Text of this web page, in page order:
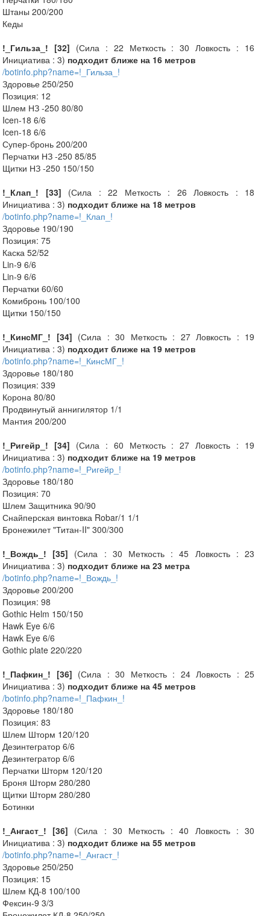
Штаны 200/200
Кеды
!_Гильза_! [32] (Сила : 22 Меткость : 30 Ловкость : 16
Инициатива : 3) подходит ближе на 16 метров
/botinfo.php?name=!_Гильза_!
Здоровье 250/250
Позиция: 12
Шлем НЗ -250 80/80
Icen-18 6/6
Icen-18 6/6
Супер-бронь 200/200
Перчатки НЗ -250 85/85
Щитки НЗ -250 150/150
!_Клап_! [33] (Сила : 22 Меткость : 26 Ловкость : 18
Инициатива : 3) подходит ближе на 18 метров
/botinfo.php?name=!_Клап_!
Здоровье 190/190
Позиция: 75
Каска 52/52
Lin-9 6/6
Lin-9 6/6
Перчатки 60/60
Комибронь 100/100
Щитки 150/150
!_КинсМГ_! [34] (Сила : 30 Меткость : 27 Ловкость : 19
Инициатива : 3) подходит ближе на 19 метров
/botinfo.php?name=!_КинсМГ_!
Здоровье 180/180
Позиция: 339
Корона 80/80
Продвинутый аннигилятор 1/1
Мантия 200/200
!_Ригейр_! [34] (Сила : 60 Меткость : 27 Ловкость : 19
Инициатива : 3) подходит ближе на 19 метров
/botinfo.php?name=!_Ригейр_!
Здоровье 180/180
Позиция: 70
Шлем Защитника 90/90
Снайперская винтовка Robar/1 1/1
Бронежилет "Титан-II" 300/300
!_Вождь_! [35] (Сила : 30 Меткость : 45 Ловкость : 23
Инициатива : 3) подходит ближе на 23 метра
/botinfo.php?name=!_Вождь_!
Здоровье 200/200
Позиция: 98
Gothic Helm 150/150
Hawk Eye 6/6
Hawk Eye 6/6
Gothic plate 220/220
!_Пафкин_! [36] (Сила : 30 Меткость : 24 Ловкость : 25
Инициатива : 3) подходит ближе на 45 метров
/botinfo.php?name=!_Пафкин_!
Здоровье 180/180
Позиция: 83
Шлем Шторм 120/120
Дезинтегратор 6/6
Дезинтегратор 6/6
Перчатки Шторм 120/120
Броня Шторм 280/280
Щитки Шторм 280/280
Ботинки
!_Ангаст_! [36] (Сила : 30 Меткость : 40 Ловкость : 30
Инициатива : 3) подходит ближе на 55 метров
/botinfo.php?name=!_Ангаст_!
Здоровье 250/250
Позиция: 15
Шлем КД-8 100/100
Фексин-9 3/3